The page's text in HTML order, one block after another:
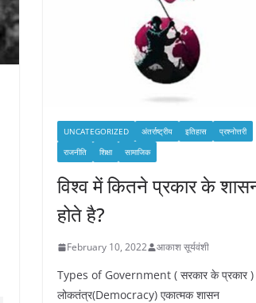
UNCATEGORIZED अंतर्राष्ट्रीय इतिहास
प्रश्नोत्तरी
राजनीति
शिक्षा सामाजिक
विश्व में कितने प्रकार के
होते है?
February 10, 2022 आकाश सूर्यवंशी
Types of Government ( सरकार के प्रकार )
लोकतंत्र(Democracy) एकात्मक शासन